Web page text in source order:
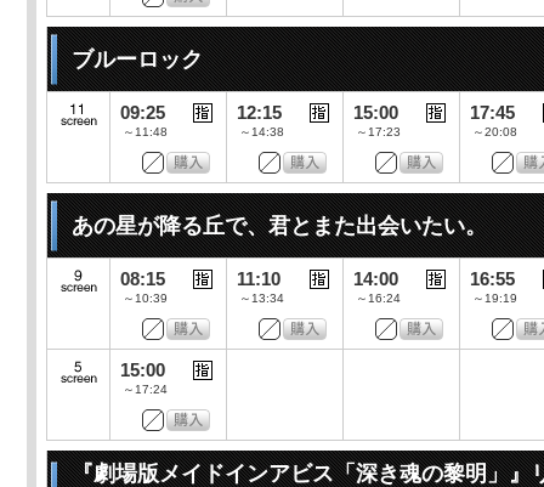
ブルーロック
09:25
～11:48
12:15
～14:38
15:00
～17:23
17:45
～20:08
あの星が降る丘で、君とまた出会いたい。
08:15
～10:39
11:10
～13:34
14:00
～16:24
16:55
～19:19
15:00
～17:24
『劇場版メイドインアビス「深き魂の黎明」』